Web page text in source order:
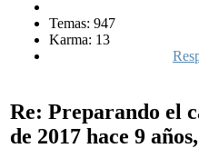
Temas: 947
Karma: 13
Re: Preparando el
de 2017 hace 9